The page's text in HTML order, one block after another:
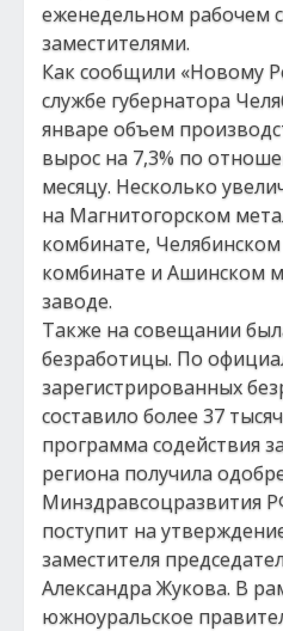
еженедельном рабочем
заместителями.
Как сообщили «Новому
службе губернатора
январе объем
вырос на 7,3% по
месяцу. Несколько
на Магнитогорском
комбинате,
комбинате и Ашинском
заводе.
Также на совещании
безработицы. По
зарегистрированных
составило более 37
программа содействия
региона получила
Минздравсоцразвития
поступит на
заместителя
Александра Жукова. В
южноуральское